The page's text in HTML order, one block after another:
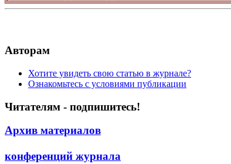
Авторам
Хотите увидеть свою статью в журнале?
Ознакомьтесь с условиями публикации
Читателям - подпишитесь!
Архив материалов
конференций журнала